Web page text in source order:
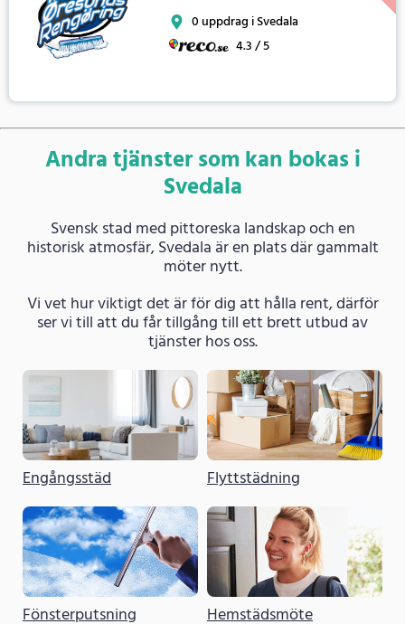
0 uppdrag i Svedala
4.3 / 5
Andra tjänster som kan bokas i
Svedala
Svensk stad med pittoreska landskap och en
historisk atmosfär, Svedala är en plats där gammalt
möter nytt.
Vi vet hur viktigt det är för dig att hålla rent, därför
ser vi till att du får tillgång till ett brett utbud av
tjänster hos oss.
Engångsstäd Flyttstädning
Fönsterputsning Hemstädsmöte